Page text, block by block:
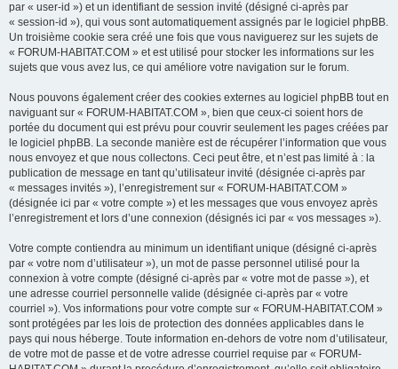
par « user-id ») et un identifiant de session invité (désigné ci-après par
« session-id »), qui vous sont automatiquement assignés par le logiciel phpBB.
Un troisième cookie sera créé une fois que vous naviguerez sur les sujets de
« FORUM-HABITAT.COM » et est utilisé pour stocker les informations sur les
sujets que vous avez lus, ce qui améliore votre navigation sur le forum.
Nous pouvons également créer des cookies externes au logiciel phpBB tout en
naviguant sur « FORUM-HABITAT.COM », bien que ceux-ci soient hors de
portée du document qui est prévu pour couvrir seulement les pages créées par
le logiciel phpBB. La seconde manière est de récupérer l’information que vous
nous envoyez et que nous collectons. Ceci peut être, et n’est pas limité à : la
publication de message en tant qu’utilisateur invité (désignée ci-après par
« messages invités »), l’enregistrement sur « FORUM-HABITAT.COM »
(désignée ici par « votre compte ») et les messages que vous envoyez après
l’enregistrement et lors d’une connexion (désignés ici par « vos messages »).
Votre compte contiendra au minimum un identifiant unique (désigné ci-après
par « votre nom d’utilisateur »), un mot de passe personnel utilisé pour la
connexion à votre compte (désigné ci-après par « votre mot de passe »), et
une adresse courriel personnelle valide (désignée ci-après par « votre
courriel »). Vos informations pour votre compte sur « FORUM-HABITAT.COM »
sont protégées par les lois de protection des données applicables dans le
pays qui nous héberge. Toute information en-dehors de votre nom d’utilisateur,
de votre mot de passe et de votre adresse courriel requise par « FORUM-